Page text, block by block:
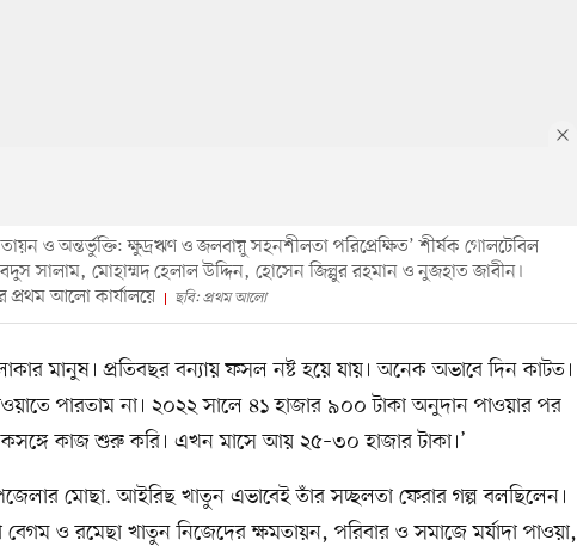
ও অন্তর্ভুক্তি: ক্ষুদ্রঋণ ও জলবায়ু সহনশীলতা পরিপ্রেক্ষিত’ শীর্ষক গোলটেবিল
সালাম, মোহাম্মদ হেলাল উদ্দিন, হোসেন জিল্লুর রহমান ও নুজহাত জাবীন।
প্রথম আলো কার্যালয়ে
ছবি: প্রথম আলো
মানুষ। প্রতিবছর বন্যায় ফসল নষ্ট হয়ে যায়। অনেক অভাবে দিন কাটত।
পারতাম না। ২০২২ সালে ৪১ হাজার ৯০০ টাকা অনুদান পাওয়ার পর
একসঙ্গে কাজ শুরু করি। এখন মাসে আয় ২৫–৩০ হাজার টাকা।’
মোছা. আইরিছ খাতুন এভাবেই তাঁর সচ্ছলতা ফেরার গল্প বলছিলেন।
ও রমেছা খাতুন নিজেদের ক্ষমতায়ন, পরিবার ও সমাজে মর্যাদা পাওয়া,